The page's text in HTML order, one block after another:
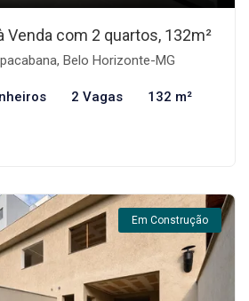
Venda com 2 quartos, 132m²
Belo Horizonte-MG
2 Vagas 132 m²
Em Construção